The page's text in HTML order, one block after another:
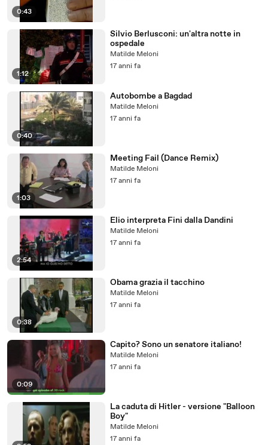
0:43
1:12
Silvio Berlusconi: un'altra notte in
ospedale
Matilde Meloni
17 anni fa
0:40
Autobombe a Bagdad
Matilde Meloni
17 anni fa
1:03
Meeting Fail (Dance Remix)
Matilde Meloni
17 anni fa
2:54
Elio interpreta Fini dalla Dandini
Matilde Meloni
17 anni fa
0:38
Obama grazia il tacchino
Matilde Meloni
17 anni fa
0:09
Capito? Sono un senatore italiano!
Matilde Meloni
17 anni fa
La caduta di Hitler - versione "Balloon
Boy"
Matilde Meloni
17 anni fa